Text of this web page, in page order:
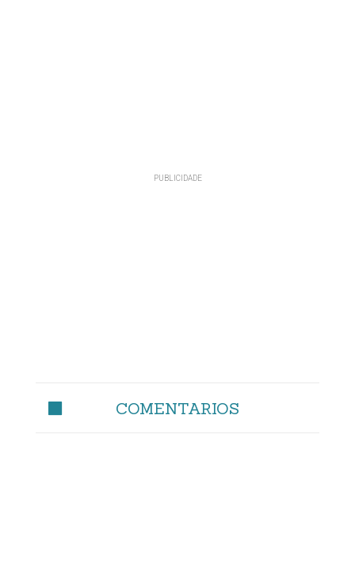
COMENTARIOS